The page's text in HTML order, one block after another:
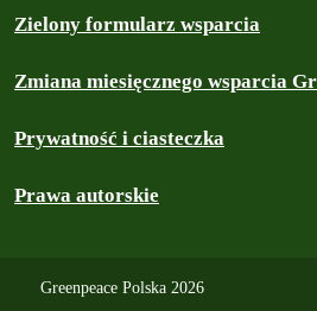
Zielony formularz wsparcia
Zmiana miesięcznego wsparcia
Prywatność i ciasteczka
Prawa autorskie
Greenpeace Polska 2026